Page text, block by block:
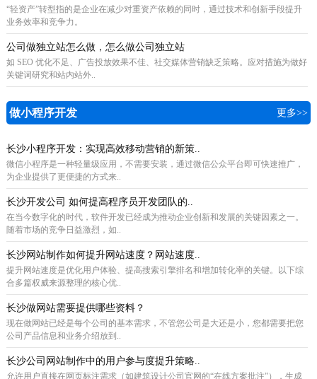
“轻资产”转型指的是企业在减少对重资产依赖的同时，通过技术和创新手段提升
业务效率和竞争力。
公司做独立站怎么做，怎么做公司独立站
如 SEO 优化不足、广告投放效果不佳、社交媒体营销缺乏策略。应对措施为做好
关键词研究和站内站外..
做小程序开发 更多>>
长沙小程序开发：实现高效移动营销的新策..
微信小程序是一种轻量级应用，不需要安装，通过微信公众平台即可快速推广，
为企业提供了更便捷的方式来..
长沙开发公司 如何提高程序员开发团队的..
在当今数字化的时代，软件开发已经成为推动企业创新和发展的关键因素之一。
随着市场的竞争日益激烈，如..
长沙网站制作如何提升网站速度？网站速度..
提升网站速度是优化用户体验、提高搜索引擎排名和增加转化率的关键。以下综
合多篇权威来源整理的核心优..
长沙做网站需要提供哪些资料？
现在做网站已经是每个公司的基本需求，不管您公司是大还是小，您都需要把您
公司产品信息和业务介绍放到..
长沙公司网站制作中的用户参与度提升策略..
允许用户直接在网页标注需求（如建筑设计公司官网的“在线方案批注”），生成